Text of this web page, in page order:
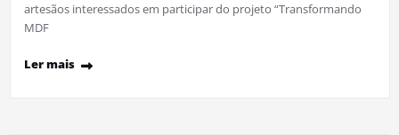
artesãos interessados em participar do projeto “Transformando
MDF
Ler mais